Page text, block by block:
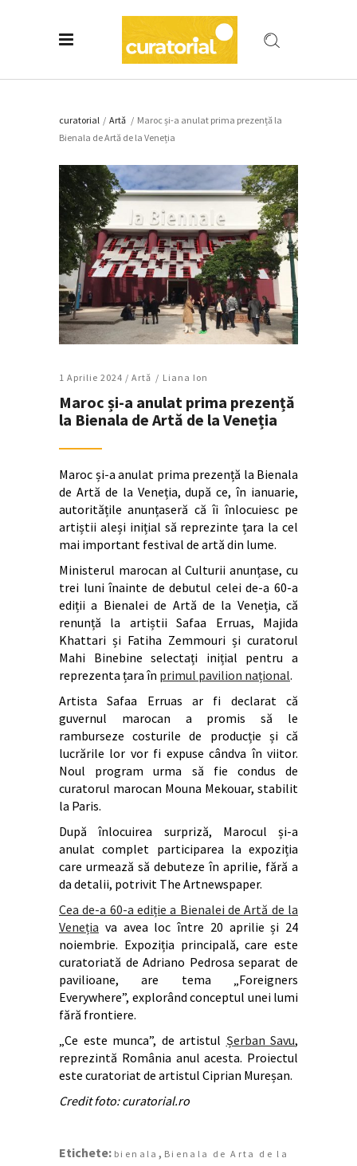
curatorial / Artǎ / Maroc și-a anulat prima prezență la
Bienala de Artă de la Veneția
1 Aprilie 2024 / Artǎ Liana Ion
Maroc și-a anulat prima prezență
la Bienala de Artă de la Veneția
Maroc și-a anulat prima prezență la Bienala
de Artă de la Veneția, după ce, în ianuarie,
autoritățile anunțaseră că îi înlocuiesc pe
artiștii aleși inițial să reprezinte țara la cel
mai important festival de artă din lume.
Ministerul marocan al Culturii anunțase, cu
trei luni înainte de debutul celei de-a 60-a
ediții a Bienalei de Artă de la Veneția, că
renunță la artiștii Safaa Erruas, Majida
Khattari și Fatiha Zemmouri și curatorul
Mahi Binebine selectați inițial pentru a
reprezenta țara în primul pavilion național.
Artista Safaa Erruas ar fi declarat că
guvernul marocan a promis să le
ramburseze costurile de producție și că
lucrările lor vor fi expuse cândva în viitor.
Noul program urma să fie condus de
curatorul marocan Mouna Mekouar, stabilit
la Paris.
După înlocuirea surpriză, Marocul și-a
anulat complet participarea la expoziția
care urmează să debuteze în aprilie, fără a
da detalii, potrivit The Artnewspaper.
Cea de-a 60-a ediție a Bienalei de Artă de la
Veneția va avea loc între 20 aprilie și 24
noiembrie. Expoziția principală, care este
curatoriată de Adriano Pedrosa separat de
pavilioane, are tema „Foreigners
Everywhere”, explorând conceptul unei lumi
fără frontiere.
„Ce este munca”, de artistul Șerban Savu,
reprezintă România anul acesta. Proiectul
este curatoriat de artistul Ciprian Mureșan.
Credit foto: curatorial.ro
Etichete: bienala , Bienala de Arta de la